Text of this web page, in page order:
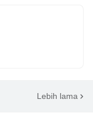
Lebih lama